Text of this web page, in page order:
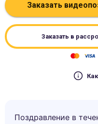
Заказать
Заказать в
Поздравление в